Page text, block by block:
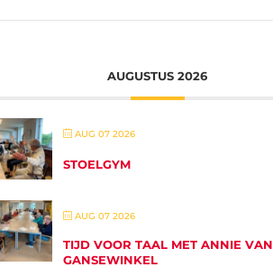
AUGUSTUS 2026
AUG 07 2026
STOELGYM
AUG 07 2026
TIJD VOOR TAAL MET ANNIE VAN
GANSEWINKEL